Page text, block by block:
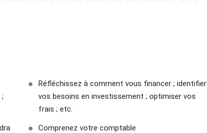
Réfléchissez à comment vous financer ; identifier
vos besoins en investissement ; optimiser vos
frais ; etc.
Comprenez votre comptable